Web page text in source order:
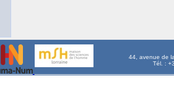
44, avenue de
Tél. :